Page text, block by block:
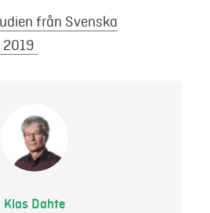
från Svenska
Klas Dahte